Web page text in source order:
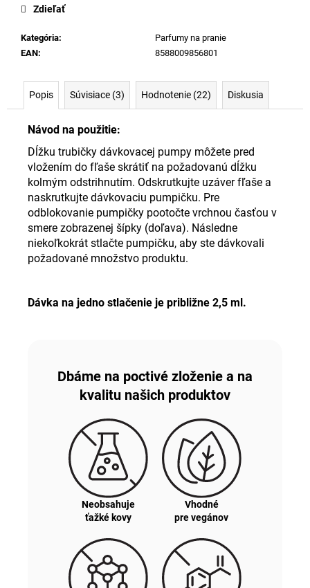
Kategória:
Parfumy na pranie
EAN: 8588009856801
Zdieľať
Popis Súvisiace (3) Hodnotenie (22) Diskusia
Návod na použitie:
Dĺžku trubičky dávkovacej pumpy môžete pred
vložením do fľaše skrátiť na požadovanú dĺžku
kolmým odstrihnutím. Odskrutkujte uzáver fľaše a
naskrutkujte dávkovaciu pumpičku. Pre
odblokovanie pumpičky pootočte vrchnou časťou v
smere zobrazenej šípky (doľava). Následne
niekoľkokrát stlačte pumpičku, aby ste dávkovali
požadované množstvo produktu.
Dávka na jedno stlačenie je približne 2,5 ml.
Dbáme na poctivé zloženie a na
kvalitu našich produktov
Neobsahuje
ťažké kovy
Vhodné
pre vegánov